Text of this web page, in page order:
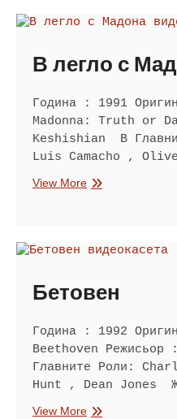
В легло с
Година : 1991
Madonna: Truth or
Keshishian В
Luis Camacho ,
View MoreВ
Бетовен
Година : 1992
Beethoven
Главните Роли:
Hunt , Dean Jones
View MoreБетовен